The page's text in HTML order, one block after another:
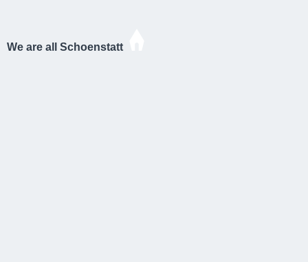
We are all Schoenstatt